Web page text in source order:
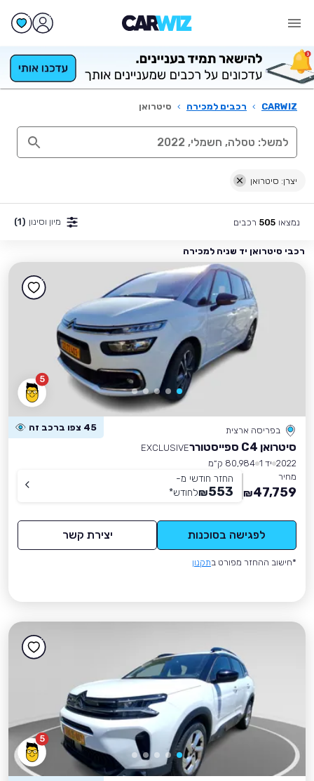
CARWIZ
› רכבים למכירה › סיטרואן
יצרן: סיטרואן
נמצאו 505 רכבים מיון וסינון (1)
רכבי סיטרואן יד שניה למכירה
5
בפריסה ארצית 45 צפו ברכב זה
סיטרואן C4 ספייסטורר
EXCLUSIVE
2022 יד 1
80,984 ק״מ
מחיר
47,759
₪
החזר חודשי מ-
553
₪לחודש*
לפגישה בסוכנות יצירת קשר
*חישוב ההחזר מפורט בתקנון
5